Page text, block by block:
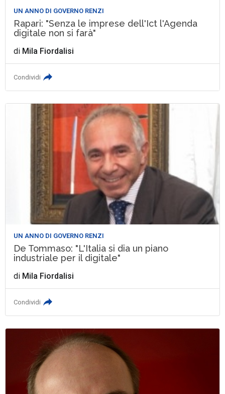
UN ANNO DI GOVERNO RENZI
Rapari: "Senza le imprese dell'Ict l'Agenda
digitale non si farà"
di Mila Fiordalisi
Condividi
UN ANNO DI GOVERNO RENZI
De Tommaso: "L'Italia si dia un piano
industriale per il digitale"
di Mila Fiordalisi
Condividi